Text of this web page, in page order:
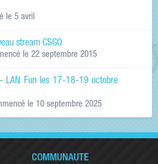
le 5 avril
stream CSGO
le 22 septembre 2015
LAN Fun les 17-18-19 octobre
le 10 septembre 2025
COMMUNAUTÉ